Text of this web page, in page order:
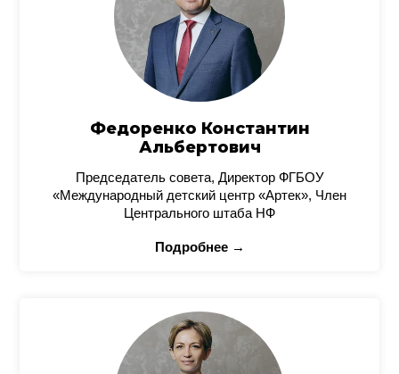
Федоренко Константин
Альбертович
Председатель совета, Директор ФГБОУ
«Международный детский центр «Артек», Член
Центрального штаба НФ
Подробнее →